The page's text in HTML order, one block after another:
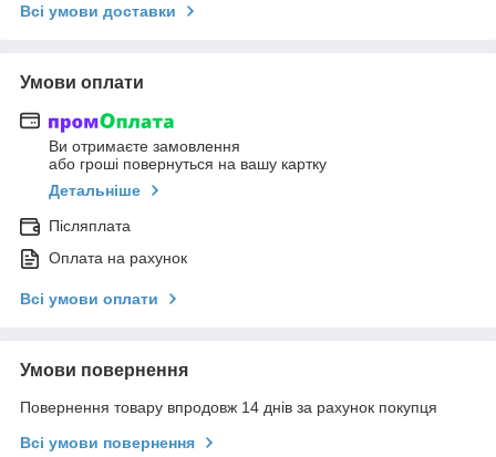
Всі умови доставки
Умови оплати
Ви отримаєте замовлення
або гроші повернуться на вашу картку
Детальніше
Післяплата
Оплата на рахунок
Всі умови оплати
Умови повернення
Повернення товару впродовж 14 днів за рахунок покупця
Всі умови повернення